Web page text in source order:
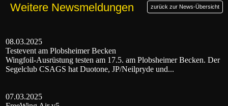
Weitere Newsmeldungen zurück zur News-Übersicht
08.03.2025
Testevent am Plobsheimer Becken
Wingfoil-Ausrüstung testen am 17.5. am Plobsheimer Becken. Der
Segelclub CSAGS hat Duotone, JP/Neilpryde und...
07.03.2025